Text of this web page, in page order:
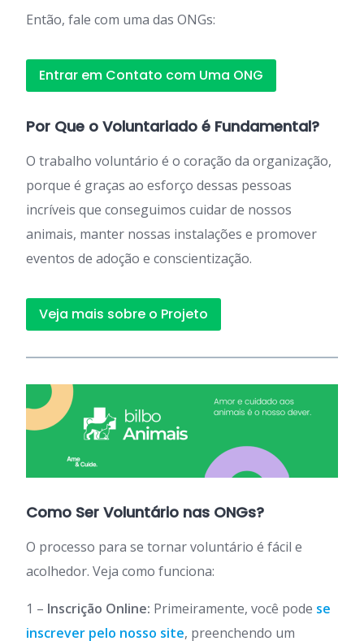
Então, fale com uma das ONGs:
Entrar em Contato com Uma ONG
Por Que o Voluntariado é Fundamental?
O trabalho voluntário é o coração da organização,
porque é graças ao esforço dessas pessoas
incríveis que conseguimos cuidar de nossos
animais, manter nossas instalações e promover
eventos de adoção e conscientização.
Veja mais sobre o Projeto
Como Ser Voluntário nas ONGs?
O processo para se tornar voluntário é fácil e
acolhedor. Veja como funciona:
1 – Inscrição Online: Primeiramente, você pode se
inscrever pelo nosso site, preenchendo um